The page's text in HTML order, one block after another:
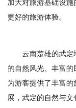
加大对旅游基础设
更好的旅游体验。
云南楚雄的武定
的自然风光、丰富
为游客提供了丰富
展，武定的自然与文